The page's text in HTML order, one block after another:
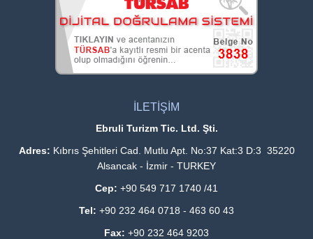
İLETİŞİM
Ebruli Turizm Tic. Ltd. Şti.
Adres: Kıbrıs Şehitleri Cad. Mutlu Apt. No:37 Kat:3 D:3 35220
Alsancak - İzmir - TURKEY
Cep: +90 549 717 1740 /41
Tel: +90 232 464 0718 - 463 60 43
Fax: +90 232 464 9203